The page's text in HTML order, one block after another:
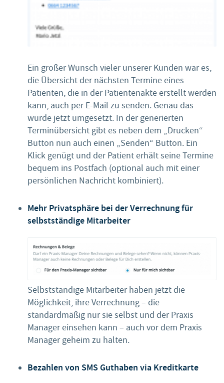
Ein großer Wunsch vieler unserer Kunden war es,
die Übersicht der nächsten Termine eines
Patienten, die in der Patientenakte erstellt werden
kann, auch per E-Mail zu senden. Genau das
wurde jetzt umgesetzt. In der generierten
Terminübersicht gibt es neben dem „Drucken“
Button nun auch einen „Senden“ Button. Ein
Klick genügt und der Patient erhält seine Termine
bequem ins Postfach (optional auch mit einer
persönlichen Nachricht kombiniert).
Mehr Privatsphäre bei der Verrechnung für
selbstständige Mitarbeiter
Selbstständige Mitarbeiter haben jetzt die
Möglichkeit, ihre Verrechnung – die
standardmäßig nur sie selbst und der Praxis
Manager einsehen kann – auch vor dem Praxis
Manager geheim zu halten.
Bezahlen von SMS Guthaben via Kreditkarte